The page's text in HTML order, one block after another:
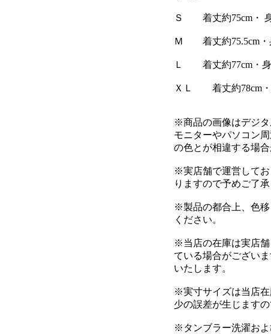
Ｓ 着丈約75cm・ 身
Ｍ 着丈約75.5cm・
Ｌ 着丈約77cm・身
ＸＬ 着丈約78cm・
※商品の画像はデジタ
モニターやパソコン
の色とが相違する場
※実店舗で運営して
りますので予めご了承
※製品の都合上、色
ください。
※当店の在庫は実店
ている場合がござい
いたします。
※実寸サイズは当店
少の誤差が生じますの
※タンブラー洗濯お